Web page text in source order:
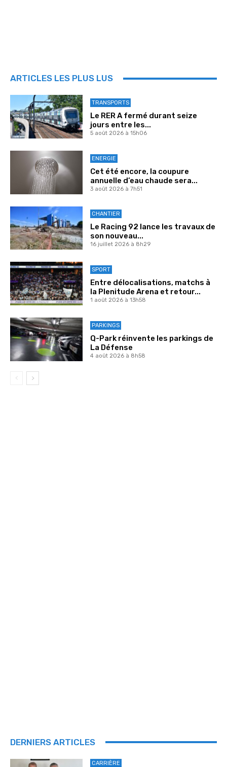
ARTICLES LES PLUS LUS
TRANSPORTS
Le RER A fermé durant seize
jours entre les...
5 août 2026 à 15h06
ENERGIE
Cet été encore, la coupure
annuelle d’eau chaude sera...
3 août 2026 à 7h51
CHANTIER
Le Racing 92 lance les travaux de
son nouveau...
16 juillet 2026 à 8h29
SPORT
Entre délocalisations, matchs à
la Plenitude Arena et retour...
1 août 2026 à 13h58
PARKINGS
Q-Park réinvente les parkings de
La Défense
4 août 2026 à 8h58
DERNIERS ARTICLES
CARRIÈRE